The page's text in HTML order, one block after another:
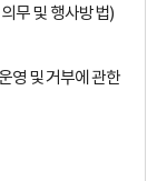
무 및 행사방법)
영 및 거부에 관한